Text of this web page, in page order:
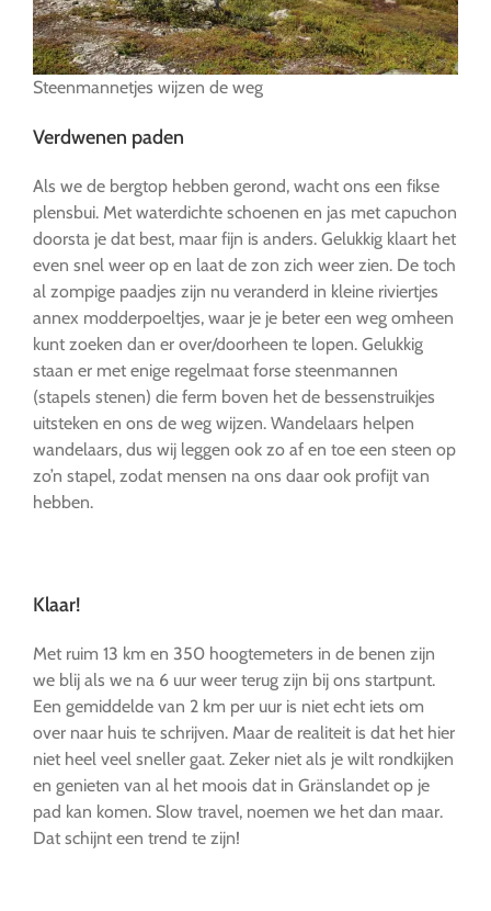
Steenmannetjes wijzen de weg
Verdwenen paden
Als we de bergtop hebben gerond, wacht ons een fikse
plensbui. Met waterdichte schoenen en jas met capuchon
doorsta je dat best, maar fijn is anders. Gelukkig klaart het
even snel weer op en laat de zon zich weer zien. De toch
al zompige paadjes zijn nu veranderd in kleine riviertjes
annex modderpoeltjes, waar je je beter een weg omheen
kunt zoeken dan er over/doorheen te lopen. Gelukkig
staan er met enige regelmaat forse steenmannen
(stapels stenen) die ferm boven het de bessenstruikjes
uitsteken en ons de weg wijzen. Wandelaars helpen
wandelaars, dus wij leggen ook zo af en toe een steen op
zo’n stapel, zodat mensen na ons daar ook profijt van
hebben.
Klaar!
Met ruim 13 km en 350 hoogtemeters in de benen zijn
we blij als we na 6 uur weer terug zijn bij ons startpunt.
Een gemiddelde van 2 km per uur is niet echt iets om
over naar huis te schrijven. Maar de realiteit is dat het hier
niet heel veel sneller gaat. Zeker niet als je wilt rondkijken
en genieten van al het moois dat in Gränslandet op je
pad kan komen. Slow travel, noemen we het dan maar.
Dat schijnt een trend te zijn!